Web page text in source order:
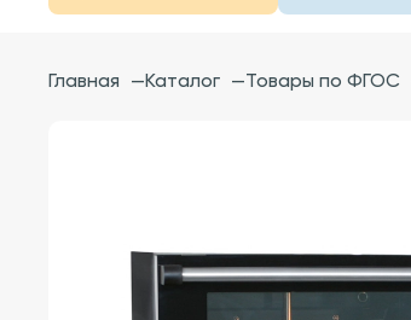
Главная —Каталог —Товары по ФГОС